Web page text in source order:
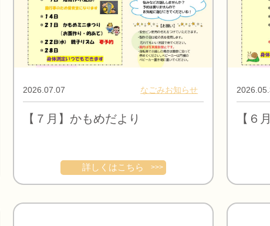
2026.07.07 なごみお知らせ
【７月】かもめだより
詳しくはこちら
【６